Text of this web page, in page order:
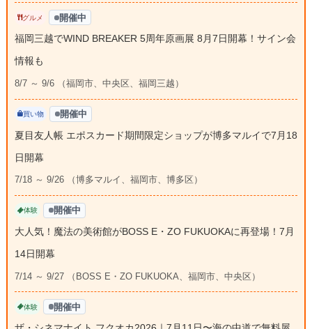
グルメ 開催中
福岡三越でWIND BREAKER 5周年原画展 8月7日開幕！サイン会
情報も
8/7 ～ 9/6 （福岡市、中央区、福岡三越）
買い物 開催中
夏目友人帳 エポスカード期間限定ショップが博多マルイで7月18
日開幕
7/18 ～ 9/26 （博多マルイ、福岡市、博多区）
体験 開催中
大人気！魔法の美術館がBOSS E・ZO FUKUOKAに再登場！7月
14日開幕
7/14 ～ 9/27 （BOSS E・ZO FUKUOKA、福岡市、中央区）
体験 開催中